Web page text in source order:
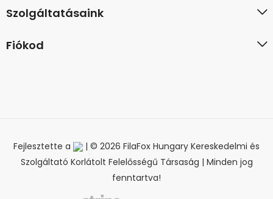
Szolgáltatásaink
Fiókod
Fejlesztette a
| © 2026 FilaFox Hungary Kereskedelmi és
Szolgáltató Korlátolt Felelősségű Társaság | Minden jog
fenntartva!